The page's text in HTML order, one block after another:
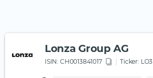
Lonza Group AG
ISIN: CH0013841017 Ticker: LO3